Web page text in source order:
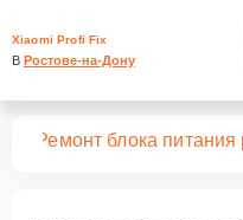
Xiaomi Profi Fix
В Ростове-на-Дону
Ремонт блока питания